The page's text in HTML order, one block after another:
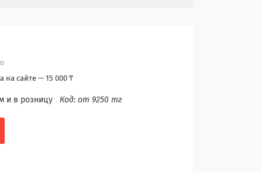
на сайте — 15 000 ₸
и в розницу Код: от 9250 тг